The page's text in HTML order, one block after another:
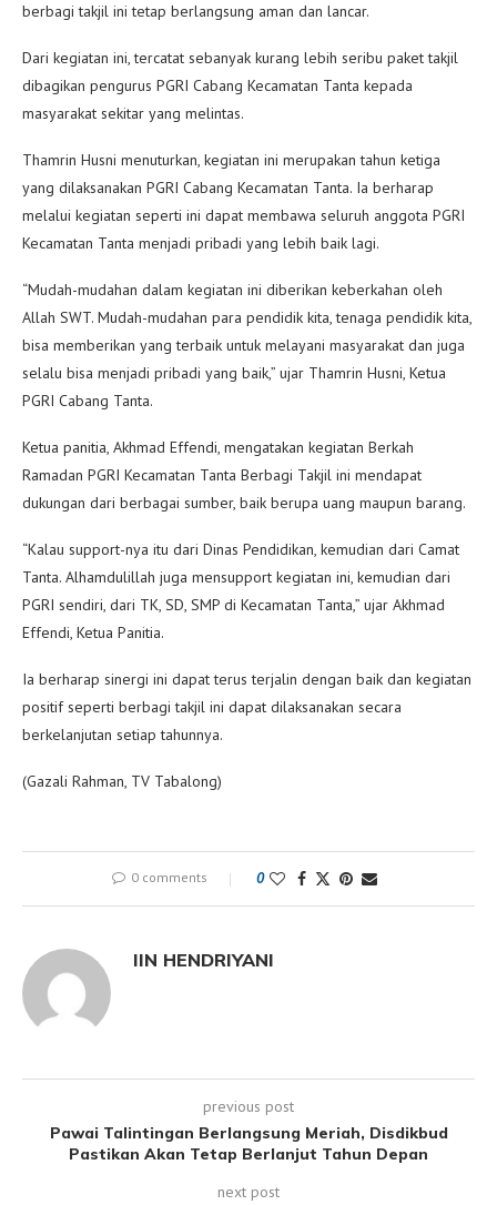
berbagi takjil ini tetap berlangsung aman dan lancar.
Dari kegiatan ini, tercatat sebanyak kurang lebih seribu paket takjil
dibagikan pengurus PGRI Cabang Kecamatan Tanta kepada
masyarakat sekitar yang melintas.
Thamrin Husni menuturkan, kegiatan ini merupakan tahun ketiga
yang dilaksanakan PGRI Cabang Kecamatan Tanta. Ia berharap
melalui kegiatan seperti ini dapat membawa seluruh anggota PGRI
Kecamatan Tanta menjadi pribadi yang lebih baik lagi.
“Mudah-mudahan dalam kegiatan ini diberikan keberkahan oleh
Allah SWT. Mudah-mudahan para pendidik kita, tenaga pendidik kita,
bisa memberikan yang terbaik untuk melayani masyarakat dan juga
selalu bisa menjadi pribadi yang baik,” ujar Thamrin Husni, Ketua
PGRI Cabang Tanta.
Ketua panitia, Akhmad Effendi, mengatakan kegiatan Berkah
Ramadan PGRI Kecamatan Tanta Berbagi Takjil ini mendapat
dukungan dari berbagai sumber, baik berupa uang maupun barang.
“Kalau support-nya itu dari Dinas Pendidikan, kemudian dari Camat
Tanta. Alhamdulillah juga mensupport kegiatan ini, kemudian dari
PGRI sendiri, dari TK, SD, SMP di Kecamatan Tanta,” ujar Akhmad
Effendi, Ketua Panitia.
Ia berharap sinergi ini dapat terus terjalin dengan baik dan kegiatan
positif seperti berbagi takjil ini dapat dilaksanakan secara
berkelanjutan setiap tahunnya.
(Gazali Rahman, TV Tabalong)
0 comments 0
IIN HENDRIYANI
previous post
Pawai Talintingan Berlangsung Meriah, Disdikbud
Pastikan Akan Tetap Berlanjut Tahun Depan
next post